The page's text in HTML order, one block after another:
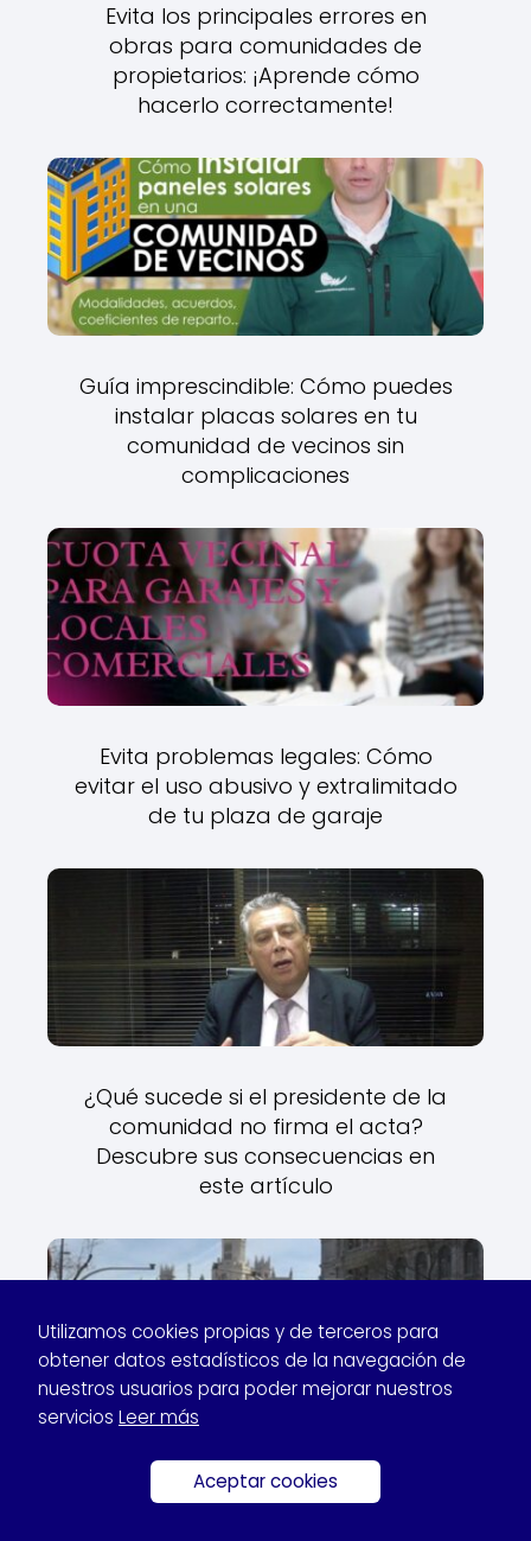
Evita los principales errores en
obras para comunidades de
propietarios: ¡Aprende cómo
hacerlo correctamente!
Guía imprescindible: Cómo puedes
instalar placas solares en tu
comunidad de vecinos sin
complicaciones
Evita problemas legales: Cómo
evitar el uso abusivo y extralimitado
de tu plaza de garaje
¿Qué sucede si el presidente de la
comunidad no firma el acta?
Descubre sus consecuencias en
este artículo
Diferencias clave entre pisos
turísticos y uso terciario en
Utilizamos cookies propias y de terceros para
obtener datos estadísticos de la navegación de
nuestros usuarios para poder mejorar nuestros
servicios Leer más
Aceptar cookies